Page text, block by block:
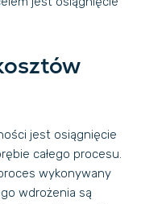
jest osiągnięcie
całego procesu.
wykonywany
wdrożenia są